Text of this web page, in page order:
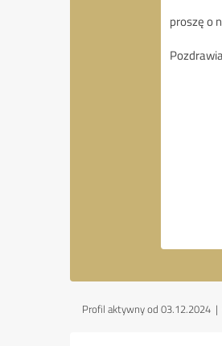
Profil aktywny od 03.12.2024 |